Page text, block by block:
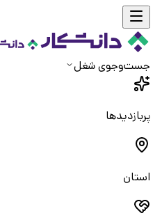
جست‌و‌جوی شغل
پربازدیدها
استان